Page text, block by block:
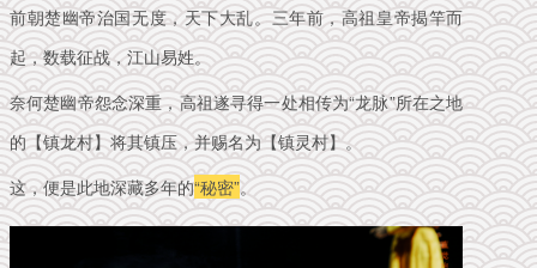
前朝楚幽帝治国无度，天下大乱。三年前，高祖皇帝揭竿而
起，数载征战，江山易姓。
奈何楚幽帝怨念深重，高祖遂寻得一处相传为“龙脉”所在之地
的【镇龙村】将其镇压，并赐名为【镇灵村】。
这，便是此地深藏多年的“秘密”。